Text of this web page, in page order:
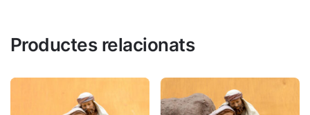
Productes relacionats